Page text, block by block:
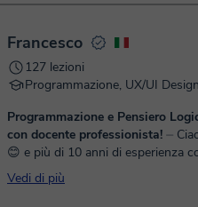
Francesco
127 lezioni
Programmazione, UX/UI Design
Programmazione e Pensiero
con docente professionista! ⏤ Ciao, mi chiamo Francesco
😊 e più di 10 anni di esperienza
insegnato che ogni studente è
come develope...
Vedi di più